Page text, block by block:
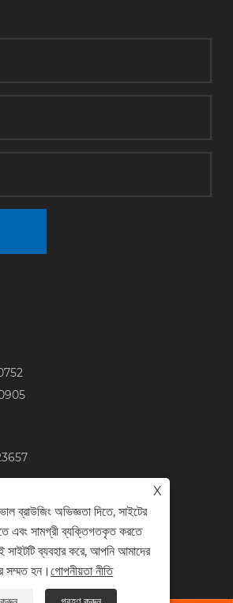
উয়ি কাউন্টি, জিনহুয়া সিটি, ঝেজিয়াং
X
ব্রাউজিং অভিজ্ঞতা দিতে, সাইটের
এবং সামগ্রী ব্যক্তিগতকৃত করতে
ব্যবহার করে, আপনি আমাদের
সম্মত হন।গোপনীয়তা নীতি